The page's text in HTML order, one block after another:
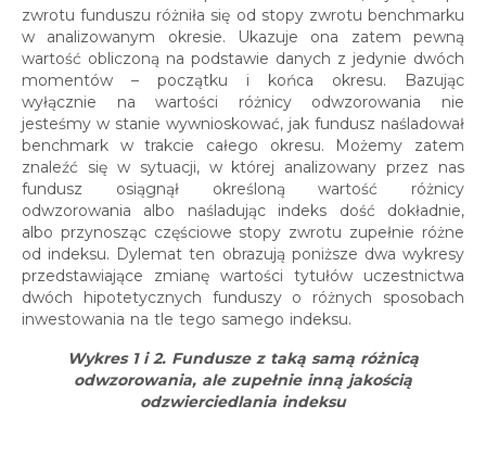
zwrotu funduszu różniła się od stopy zwrotu benchmarku
w analizowanym okresie. Ukazuje ona zatem pewną
wartość obliczoną na podstawie danych z jedynie dwóch
momentów – początku i końca okresu. Bazując
wyłącznie na wartości różnicy odwzorowania nie
jesteśmy w stanie wywnioskować, jak fundusz naśladował
benchmark w trakcie całego okresu. Możemy zatem
znaleźć się w sytuacji, w której analizowany przez nas
fundusz osiągnął określoną wartość różnicy
odwzorowania albo naśladując indeks dość dokładnie,
albo przynosząc częściowe stopy zwrotu zupełnie różne
od indeksu. Dylemat ten obrazują poniższe dwa wykresy
przedstawiające zmianę wartości tytułów uczestnictwa
dwóch hipotetycznych funduszy o różnych sposobach
inwestowania na tle tego samego indeksu.
Wykres 1 i 2. Fundusze z taką samą różnicą
odwzorowania, ale zupełnie inną jakością
odzwierciedlania indeksu